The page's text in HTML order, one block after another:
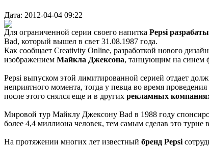
Дата: 2012-04-04 09:22
Для ограниченной серии своего напитка Pepsi
Bad, который вышел в свет 31.08.1987 года.
Как сообщает Creativity Online, разработкой нового
изображением Майкла Джексона, танцующим на синем
Pepsi выпуском этой лимитированной серией отдает
неприятного момента, тогда у певца во время
после этого снялся еще и в других рекламных
Мировой тур Майклу Джексону Bad в 1988 году
более 4,4 миллиона человек, тем самым сделав это
На протяжении многих лет известный бренд Pepsi